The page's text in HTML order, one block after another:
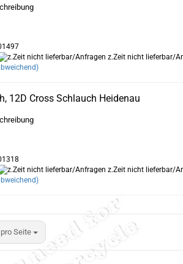
z.Zeit nicht lieferbar/
12D Cross Schlauch Heidenau
z.Zeit nicht lieferbar/
Seite